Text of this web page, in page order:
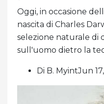
Oggi, in occasione
nascita di Charles
selezione naturale di
sull'uomo dietro la
Di B. MyintJun